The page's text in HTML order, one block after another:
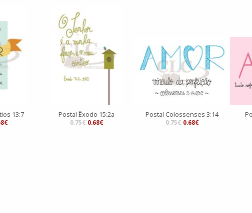
13:7 Postal Êxodo 15:2a
0.75€ 0.68€
Postal Colossenses 3:14
0.75€ 0.68€